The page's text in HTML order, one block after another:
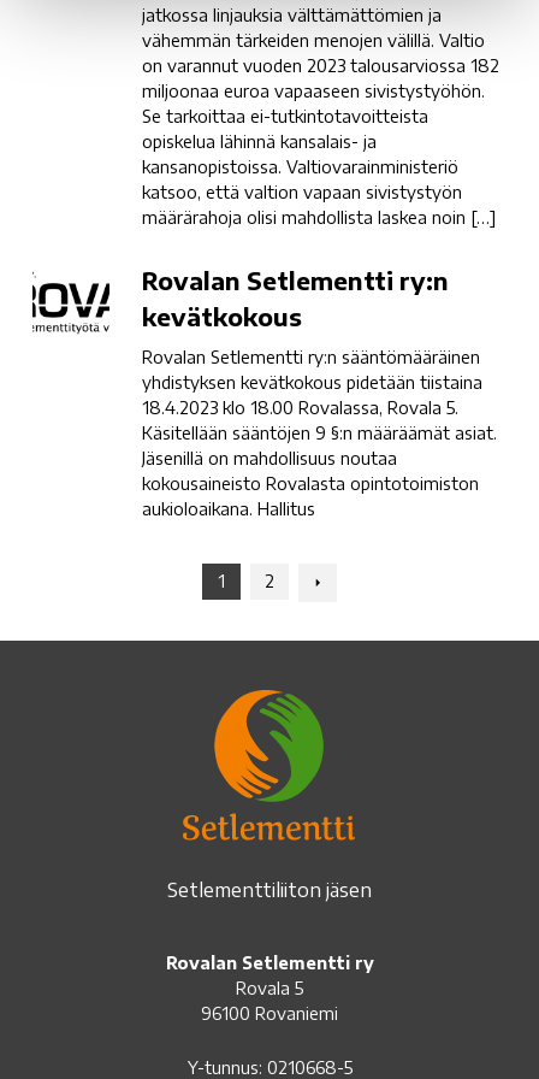
jatkossa linjauksia välttämättömien ja
vähemmän tärkeiden menojen välillä. Valtio
on varannut vuoden 2023 talousarviossa 182
miljoonaa euroa vapaaseen sivistystyöhön.
Se tarkoittaa ei-tutkintotavoitteista
opiskelua lähinnä kansalais- ja
kansanopistoissa. Valtiovarainministeriö
katsoo, että valtion vapaan sivistystyön
määrärahoja olisi mahdollista laskea noin […]
Rovalan
Setlementti
ry:n
kevätkokous
Rovalan Setlementti ry:n
kevätkokous
Rovalan Setlementti ry:n sääntömääräinen
yhdistyksen kevätkokous pidetään tiistaina
18.4.2023 klo 18.00 Rovalassa, Rovala 5.
Käsitellään sääntöjen 9 §:n määräämät asiat.
Jäsenillä on mahdollisuus noutaa
kokousaineisto Rovalasta opintotoimiston
aukioloaikana. Hallitus
1 2
Setlementtiliiton jäsen
Rovalan Setlementti ry
Rovala 5
96100 Rovaniemi
Y-tunnus: 0210668-5